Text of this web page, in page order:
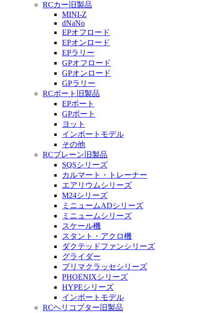
RCカー旧製品
MINI-Z
dNaNo
EPオフロード
EPオンロード
EPラリー
GPオフロード
GPオンロード
GPラリー
RCボート旧製品
EPボート
GPボート
ヨット
インポートモデル
その他
RCプレーン旧製品
SQSシリーズ
カルマート・トレーナー
エアリウムシリーズ
M24シリーズ
ミニュームADシリーズ
ミニュームシリーズ
スケール機
スタント・アクロ機
ダクテッドファンシリーズ
グライダー
プリマクラッセシリーズ
PHOENIXシリーズ
HYPEシリーズ
インポートモデル
RCヘリコプター旧製品